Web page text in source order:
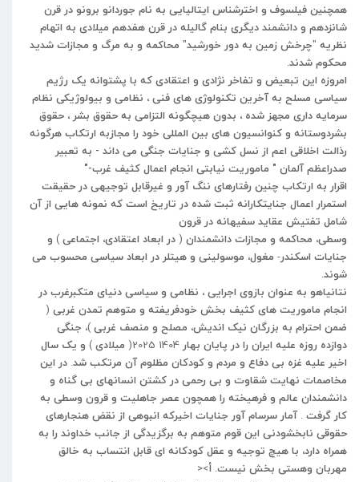
همچنینفیلسوف و اخترشناس ایتالیایی به نام جوردانو برونودرقرن
شانزدهم ودانشمنددیگری بنام گالیلهدرقرنهفدهم میلادی به اتهام
نظریه "چرخشزمین بهدور خورشید" محاکمه و به مرگ و مجازاتشدید
محکومشدند.
امروزه این تبعیض و تفاخر نژادی و اعتقادیکه با پشتوانه یک رژیم
سیاسی مسلح بهآخرین تکنولوژیهایفنی، نظامی و بیولوژیکی نظام
سرمایهداری مجهزشده ، بدونهیچگونه التزامی بهحقوق بشر، حقوق
بشردوستانه وکنوانسیونهای بین المللی خود را مجازبه ارتکابهرگونه
رذالت اخلاقی اعم از نسلکشی و جنایات جنگی میداند - به تعبیر
صدراعظم آلمان " ماموریت نیابتی انجام اعمال کثیف غرب-"
اقرار به ارتکاب چنین رفتارهای ننگ آور و غیرقابل توجیهیدرحقیقت
استمرار اعمال جنایتکارانه ثبتشده در تاریخ استکه نمونههایی ازآن
شامل تفتیش عقایدسفیهانهدرقرون
وسطی، محاکمه و مجازاتدانشمندان ( در ابعاد اعتقادی، اجتماعی) و
جنایات اسکندر- مغول، موسولینی وهیتلردر ابعادسیاسی محسوب می
شوند.
نتانیاهو به عنوان بازوی اجرایی، نظامی وسیاسیدنیای متکبرغربدر
انجام ماموریتهایکثیف بخش خودفریفته و متوهم تمدن غربی (
ضمن احترام به بزرگان نیک اندیش، مصلح و منصف غربی)، جنگی
دوازده روزه علیه ایران رادر پایان بهار میلادی) و یک سال
اخیر علیه غزه بیدفاع و مردم وکودکان مظلومآن مرتکبشد. در این
مخاصمات نهایتشقاوت و بی رحمیدرکشتن انسانهای بیگناه و
دانشمندان عالم وفرهیخته راهمچون عصر جاهلیت وقرون وسطی به
کارگرفت.آمارسرسامآور جنایات اخیرکه انبوهی از نقضهنجارهای
حقوقی نابخشودنی اینقوم متوهم به برگزیدگی از جانب خداوند را به
همراه دارد، باهیچ توجیه و عقلکودکانه ایقابل انتساب به خالق
مهربان وهستی بخش نیست. أ><